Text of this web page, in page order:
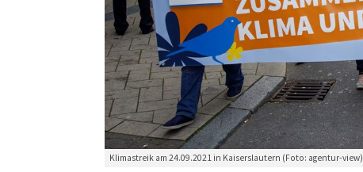
Klimastreik am 24.09.2021 in Kaiserslautern (Foto: agentur-view)